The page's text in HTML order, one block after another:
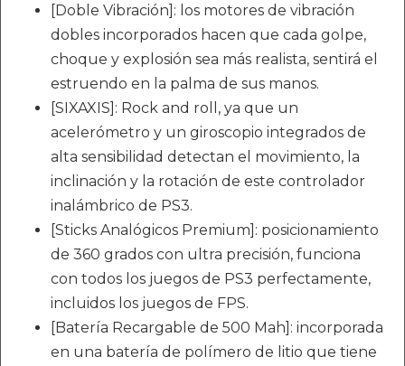
[Doble Vibración]: los motores de vibración
dobles incorporados hacen que cada golpe,
choque y explosión sea más realista, sentirá el
estruendo en la palma de sus manos.
[SIXAXIS]: Rock and roll, ya que un
acelerómetro y un giroscopio integrados de
alta sensibilidad detectan el movimiento, la
inclinación y la rotación de este controlador
inalámbrico de PS3.
[Sticks Analógicos Premium]: posicionamiento
de 360 grados con ultra precisión, funciona
con todos los juegos de PS3 perfectamente,
incluidos los juegos de FPS.
[Batería Recargable de 500 Mah]: incorporada
en una batería de polímero de litio que tiene